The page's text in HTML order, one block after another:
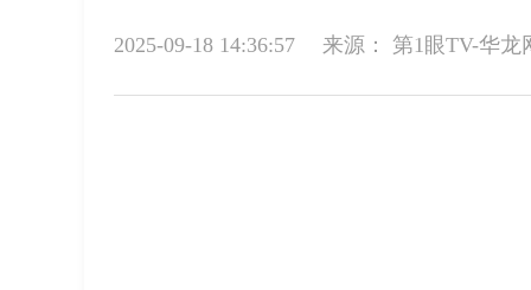
2025-09-18 14:36:57 来源： 第1眼TV-华龙